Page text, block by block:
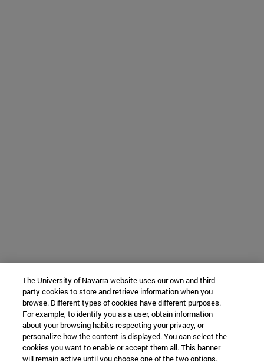
The University of Navarra website uses our own and third-
party cookies to store and retrieve information when you
browse. Different types of cookies have different purposes.
For example, to identify you as a user, obtain information
about your browsing habits respecting your privacy, or
personalize how the content is displayed. You can select the
cookies you want to enable or accept them all. This banner
will remain active until you choose one of the two options.